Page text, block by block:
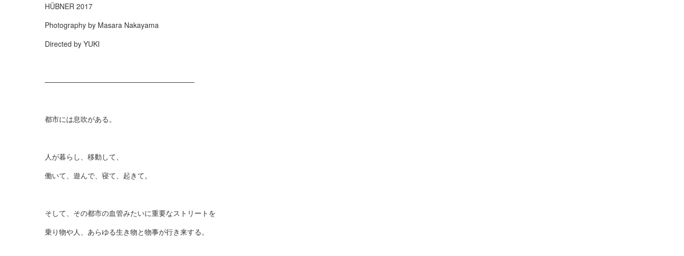
HÜBNER 2017
Photography by Masara Nakayama
Directed by YUKI
—————————————————————
都市には息吹がある。
人が暮らし、移動して、
働いて、遊んで、寝て、起きて。
そして、その都市の血管みたいに重要なストリートを
乗り物や人、あらゆる生き物と物事が行き来する。